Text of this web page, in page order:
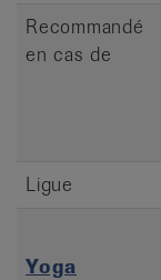
Recommandé
en cas de
Ligue
Yoga